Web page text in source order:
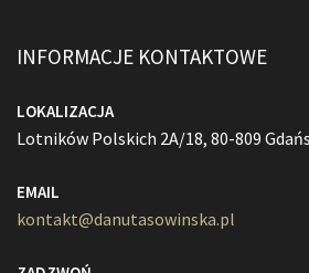
INFORMACJE KONTAKTOWE
LOKALIZACJA
Lotników Polskich 2A/18, 80-809
EMAIL
kontakt@danutasowinska.pl